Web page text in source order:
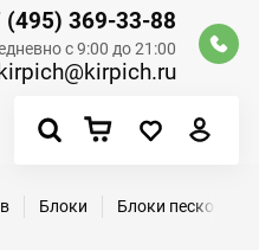
(495) 369-33-88
с 9:00 до 21:00
Блоки Блоки